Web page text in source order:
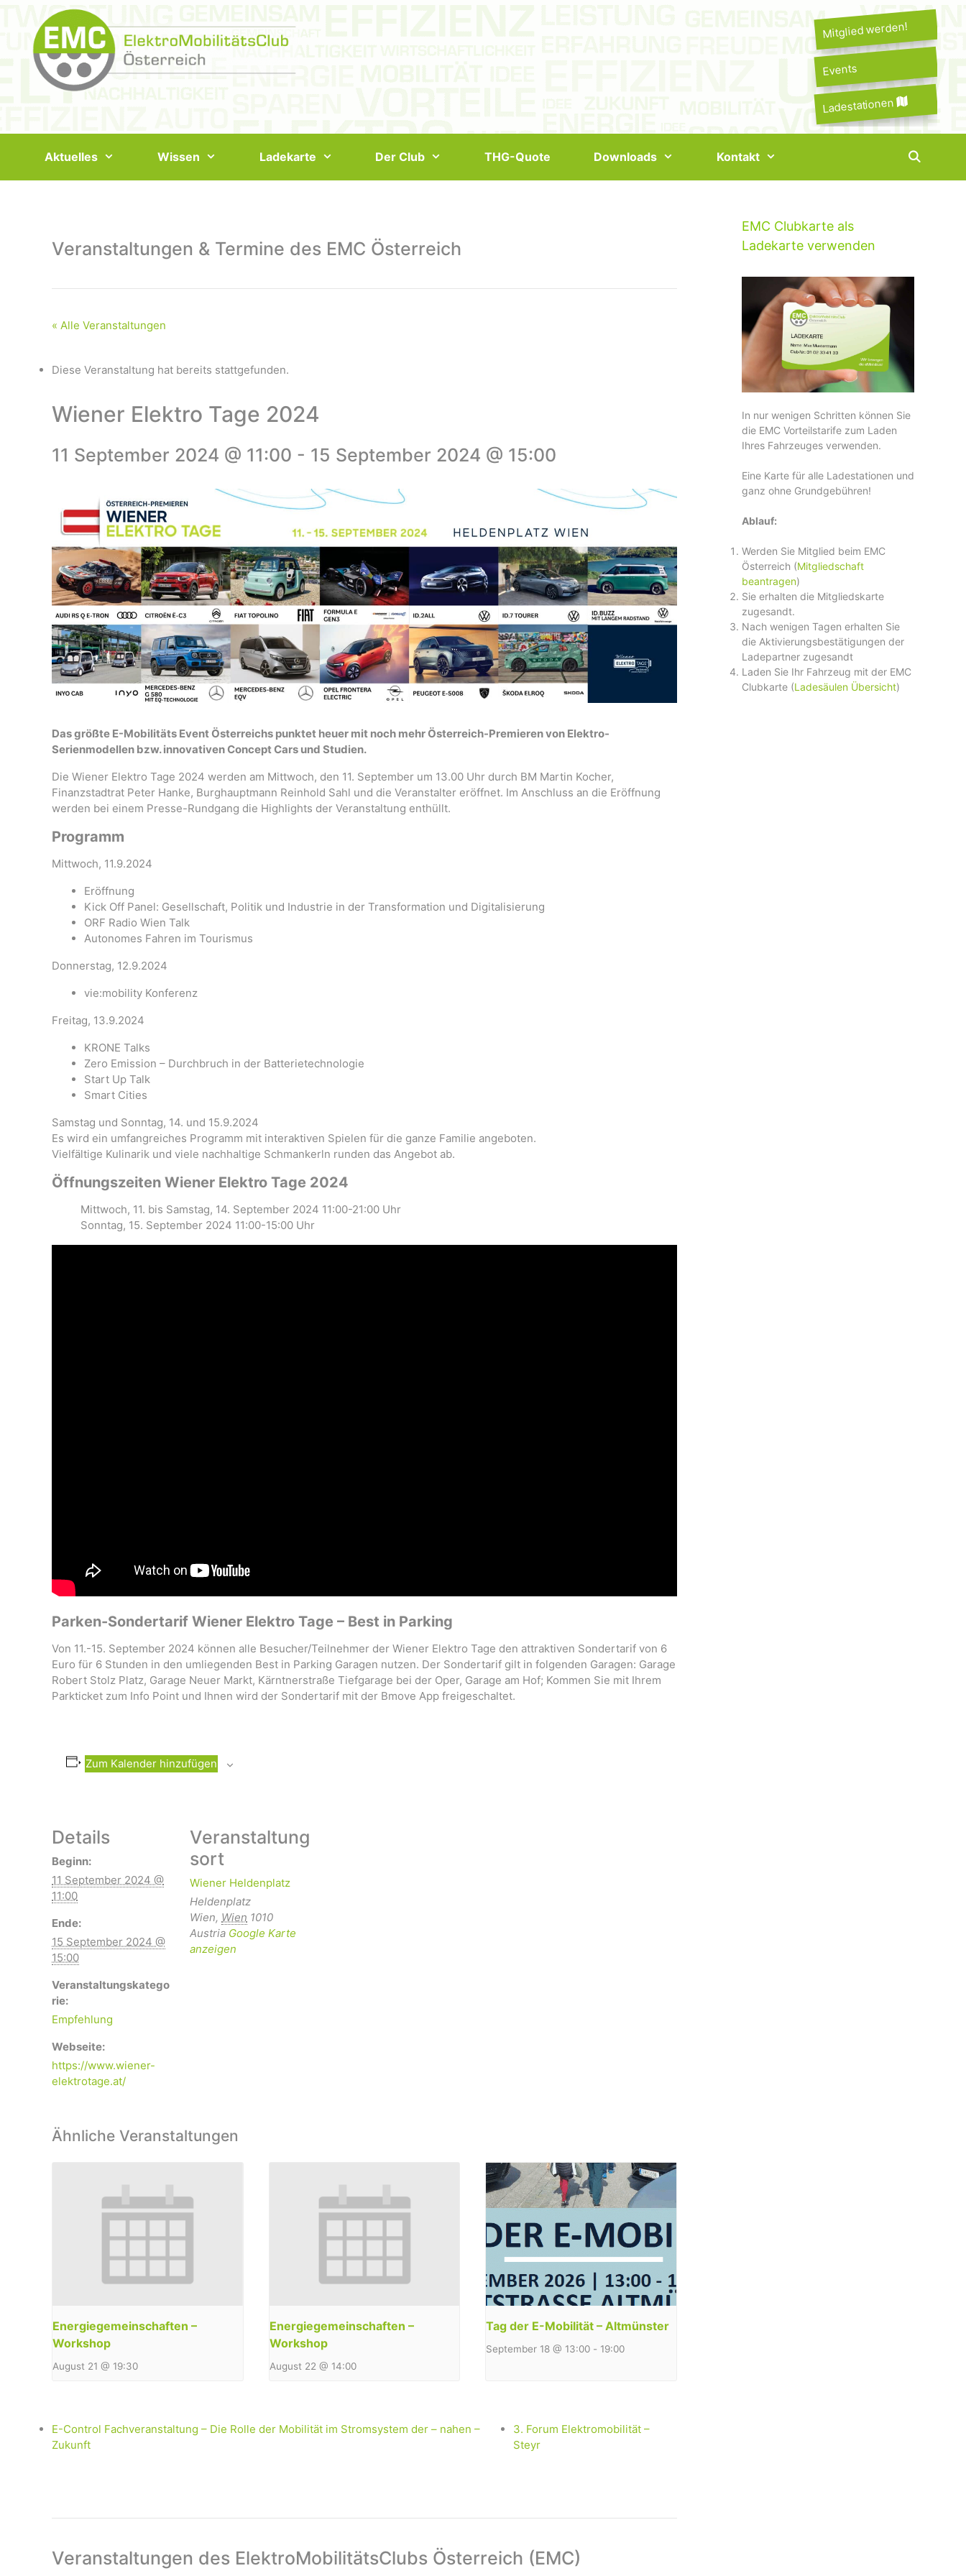
Mitglied werden!
Events
Ladestationen
Aktuelles Wissen Ladekarte Der Club THG-Quote Downloads Kontakt
Veranstaltungen & Termine des EMC Österreich
« Alle Veranstaltungen
Diese Veranstaltung hat bereits stattgefunden.
Wiener Elektro Tage 2024
11 September 2024 @ 11:00 - 15 September 2024 @ 15:00
Das größte E-Mobilitäts Event Österreichs punktet heuer mit noch mehr Österreich-Premieren von Elektro-
Serienmodellen bzw. innovativen Concept Cars und Studien.
Die Wiener Elektro Tage 2024 werden am Mittwoch, den 11. September um 13.00 Uhr durch BM Martin Kocher,
Finanzstadtrat Peter Hanke, Burghauptmann Reinhold Sahl und die Veranstalter eröffnet. Im Anschluss an die Eröffnung
werden bei einem Presse-Rundgang die Highlights der Veranstaltung enthüllt.
Programm
Mittwoch, 11.9.2024
Eröffnung
Kick Off Panel: Gesellschaft, Politik und Industrie in der Transformation und Digitalisierung
ORF Radio Wien Talk
Autonomes Fahren im Tourismus
Donnerstag, 12.9.2024
vie:mobility Konferenz
Freitag, 13.9.2024
KRONE Talks
Zero Emission – Durchbruch in der Batterietechnologie
Start Up Talk
Smart Cities
Samstag und Sonntag, 14. und 15.9.2024
Es wird ein umfangreiches Programm mit interaktiven Spielen für die ganze Familie angeboten.
Vielfältige Kulinarik und viele nachhaltige Schmankerln runden das Angebot ab.
Öffnungszeiten Wiener Elektro Tage 2024
Mittwoch, 11. bis Samstag, 14. September 2024 11:00-21:00 Uhr
Sonntag, 15. September 2024 11:00-15:00 Uhr
Parken-Sondertarif Wiener Elektro Tage – Best in Parking
Von 11.-15. September 2024 können alle Besucher/Teilnehmer der Wiener Elektro Tage den attraktiven Sondertarif von 6
Euro für 6 Stunden in den umliegenden Best in Parking Garagen nutzen. Der Sondertarif gilt in folgenden Garagen: Garage
Robert Stolz Platz, Garage Neuer Markt, Kärntnerstraße Tiefgarage bei der Oper, Garage am Hof; Kommen Sie mit Ihrem
Parkticket zum Info Point und Ihnen wird der Sondertarif mit der Bmove App freigeschaltet.
Zum Kalender hinzufügen
Details
Beginn:
11 September 2024 @
11:00
Ende:
15 September 2024 @
15:00
Veranstaltungskatego
rie:
Empfehlung
Webseite:
https://www.wiener-
elektrotage.at/
Veranstaltung
sort
Wiener Heldenplatz
Heldenplatz
Wien, Wien 1010
Austria Google Karte
anzeigen
Ähnliche Veranstaltungen
Energiegemeinschaften –
Workshop
August 21 @ 19:30
Energiegemeinschaften –
Workshop
August 22 @ 14:00
Tag der E-Mobilität – Altmünster
September 18 @ 13:00 - 19:00
E-Control Fachveranstaltung – Die Rolle der Mobilität im Stromsystem der – nahen –
Zukunft
3. Forum Elektromobilität –
Steyr
Veranstaltungen des ElektroMobilitätsClubs Österreich (EMC)
EMC Clubkarte als
Ladekarte verwenden
In nur wenigen Schritten können Sie
die EMC Vorteilstarife zum Laden
Ihres Fahrzeuges verwenden.
Eine Karte für alle Ladestationen und
ganz ohne Grundgebühren!
Ablauf:
Werden Sie Mitglied beim EMC
Österreich (Mitgliedschaft
beantragen)
Sie erhalten die Mitgliedskarte
zugesandt.
Nach wenigen Tagen erhalten Sie
die Aktivierungsbestätigungen der
Ladepartner zugesandt
Laden Sie Ihr Fahrzeug mit der EMC
Clubkarte (Ladesäulen Übersicht)